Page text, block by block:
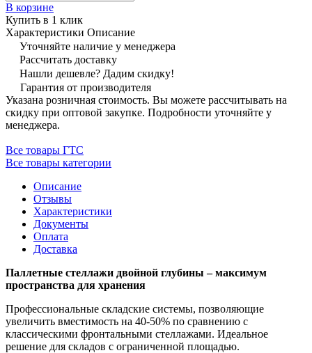
В корзине
Купить в 1 клик
Характеристики Описание
Уточняйте наличие у менеджера
Рассчитать доставку
Нашли дешевле? Дадим скидку!
Гарантия от производителя
Указана розничная стоимость. Вы можете рассчитывать на
скидку при оптовой закупке. Подробности уточняйте у
менеджера.
Все товары ГТС
Все товары категории
Описание
Отзывы
Характеристики
Документы
Оплата
Доставка
Паллетные стеллажи двойной глубины – максимум
пространства для хранения
Профессиональные складские системы, позволяющие
увеличить вместимость на 40-50% по сравнению с
классическими фронтальными стеллажами. Идеальное
решение для складов с ограниченной площадью.